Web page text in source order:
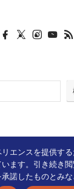
西 美雁
エンスを提供す
ます。引き続き
承諾したものとみな